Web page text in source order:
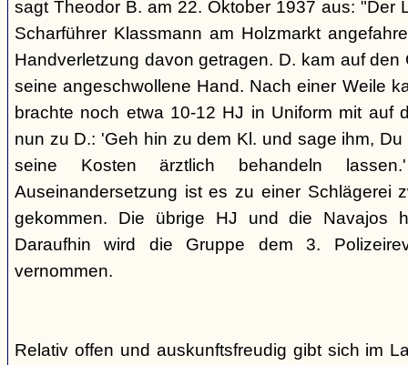
sagt Theodor B. am 22. Oktober 1937 aus: "Der
Scharführer Klassmann am Holzmarkt
Handverletzung davon getragen. D. kam auf den
seine angeschwollene Hand. Nach einer Weile
brachte noch etwa 10-12 HJ in Uniform mit auf
nun zu D.: 'Geh hin zu dem Kl. und sage ihm,
seine Kosten ärztlich behandeln
Auseinandersetzung ist es zu einer Schlägerei
gekommen. Die übrige HJ und die Navajos
Daraufhin wird die Gruppe dem 3.
vernommen.
Relativ offen und auskunftsfreudig gibt sich im